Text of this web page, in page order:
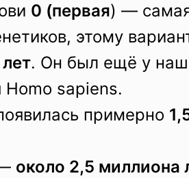
0 (первая) —
этому
. Он был ещё у
Homo sapiens.
примерно
около 2,5 миллиона